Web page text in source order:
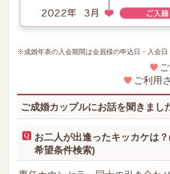
※成婚年表の入会期間は会員様の申込日・入会日
ご利用
ご成婚カップルにお話を聞きまし
お二人が出逢ったキッカケは
希望条件検索)